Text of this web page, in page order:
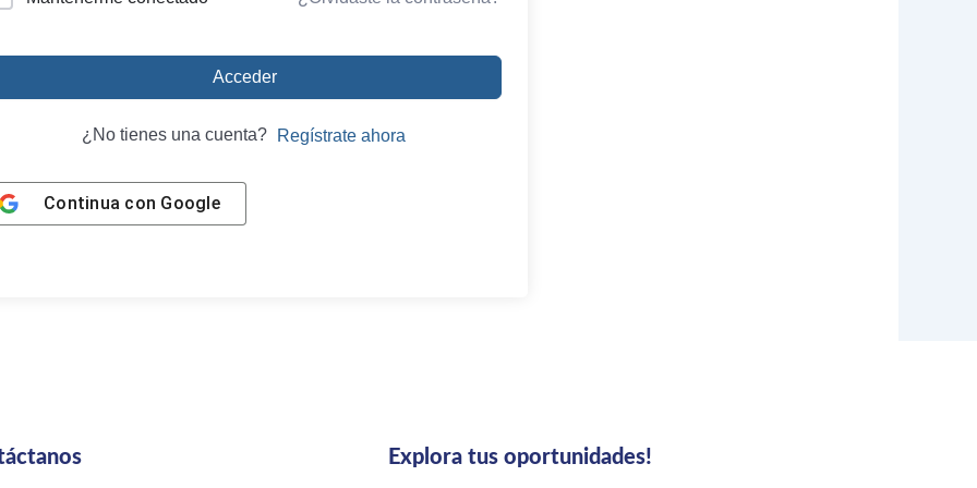
Acceder
¿No tienes una cuenta? Regístrate ahora
Continua con Google
Explora tus oportunidades!